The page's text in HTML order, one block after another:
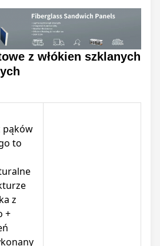
z włókien szklanych
pąków
to
z
+